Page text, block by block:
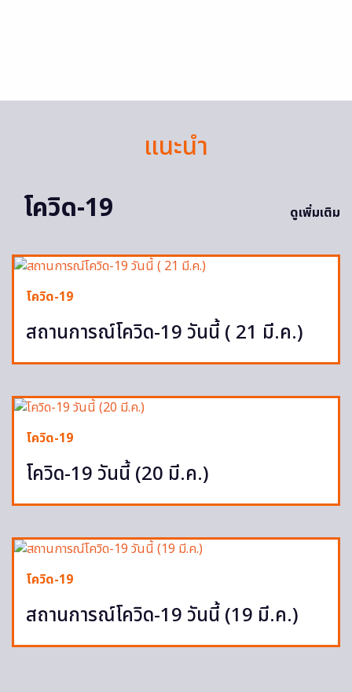
แนะนำ
โควิด-19
ดูเพิ่มเติม
โควิด-19
สถานการณ์โควิด-19 วันนี้ ( 21 มี.ค.)
โควิด-19
โควิด-19 วันนี้ (20 มี.ค.)
โควิด-19
สถานการณ์โควิด-19 วันนี้ (19 มี.ค.)